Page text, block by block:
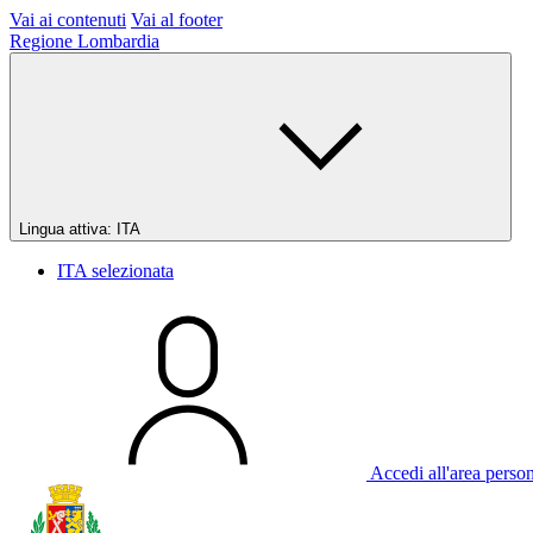
Vai ai contenuti Vai al footer
Regione Lombardia
Lingua attiva: ITA
ITA selezionata
Accedi all'area